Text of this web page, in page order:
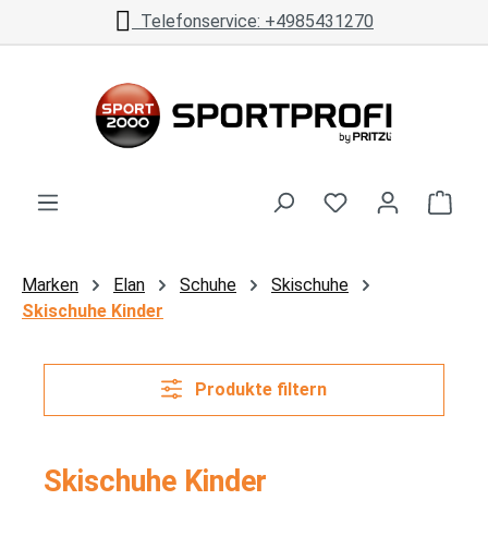
Zum Hauptinhalt springenTelefonservice: +4985431270
Marken Elan Schuhe
Skischuhe
Skischuhe Kinder
Produkte filtern
Skischuhe Kinder